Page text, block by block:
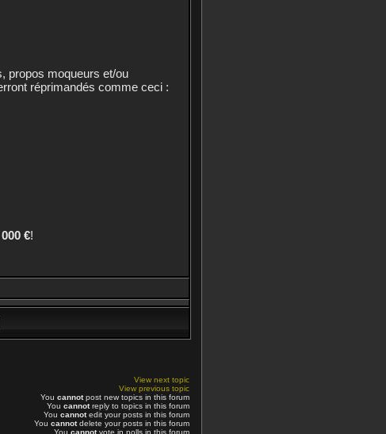
propos moqueurs et/ou
réprimandés comme ceci :
€!
View next topic
View previous topic
You cannotpost new topics in this forum
You cannotreply to topics in this forum
You cannotedit your posts in this forum
You cannotdelete your posts in this forum
You cannotvote in polls in this forum